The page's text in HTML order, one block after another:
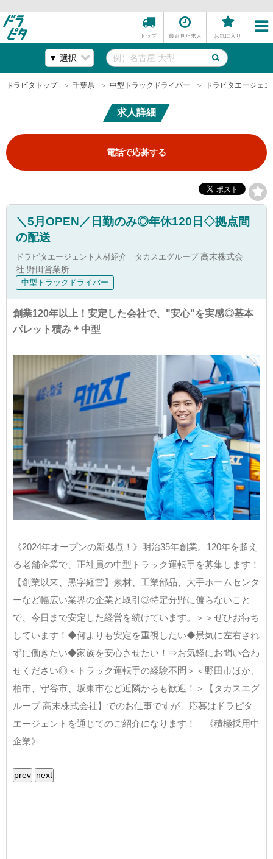
トップ 最近見た求人 お気に入り
ドラピタトップ 千葉県 中型トラックドライバー ドラピタエージェ
求人詳細
電話で応募する
＼5月OPEN／日勤のみ◎年休120日◇拠点間
の配送
ドラピタエージェント人材紹介 タカスエグループ高末株式会
社 野田営業所
中型トラックドライバー
創業120年以上！安定した会社で、"安心"を実感◎基本
パレット積み＊中型
《2024年オープンの新拠点！》明治35年創業。120年を超え
る老舗企業で、正社員の中型トラック運転手を募集します！
【創業以来、黒字経営】素材、工業部品、大手ホームセンタ
ーなど幅広い業界の企業と取引◎特定分野に偏らないこと
で、今日まで安定した経営を続けています。＞＞ぜひお待ち
しています！◆何よりも安定を重視したい◆景気に左右され
ずに働きたい◆家族を安心させたい！⇒お気軽にお問い合わ
せください◎＜トラック運転手の経験不問＞＜野田市ほか、
柏市、守谷市、坂東市など近隣からも歓迎！＞【タカスエグ
ループ 高末株式会社】でのお仕事ですが、応募はドラピタ
エージェントを通じてのご紹介になります！ 《積極採用中
企業》
prev next